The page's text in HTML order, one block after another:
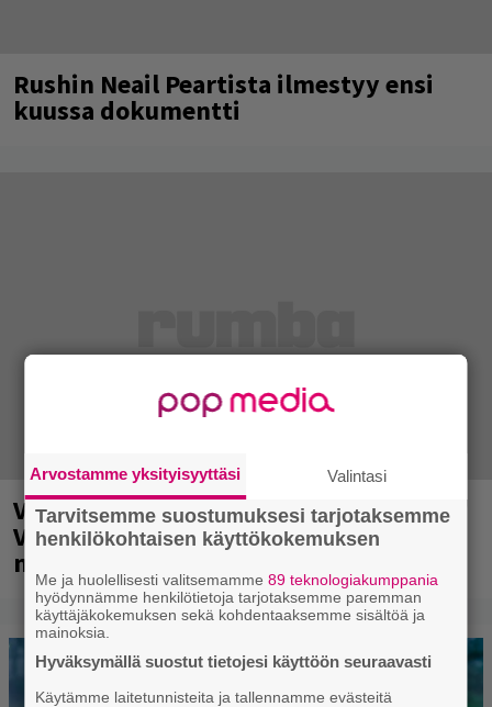
Rushin Neail Peartista ilmestyy ensi
kuussa dokumentti
Valtava Yle 100 vuotta -tapahtuma
Veikkaus Arenalla syyskuussa – muista
myös metalliklassikot-konsertti
Arvostamme yksityisyyttäsi Valintasi
Tarvitsemme suostumuksesi tarjotaksemme
henkilökohtaisen käyttökokemuksen
Me ja huolellisesti valitsemamme89 teknologiakumppania
hyödynnämme henkilötietoja tarjotaksemme paremman
käyttäjäkokemuksen sekä kohdentaaksemme sisältöä ja
mainoksia.
Hyväksymällä suostut tietojesi käyttöön seuraavasti
Käytämme laitetunnisteita ja tallennamme evästeitä